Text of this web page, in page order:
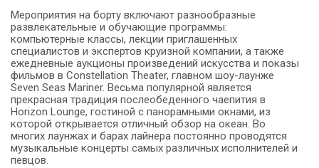
Мероприятия на борту включают разнообразные
развлекательные и обучающие программы:
компьютерные классы, лекции приглашенных
специалистов и экспертов круизной компании, а также
ежедневные аукционы произведений искусства и показы
фильмов в Constellation Theater, главном шоу-лаунже
Seven Seas Mariner. Весьма популярной является
прекрасная традиция послеобеденного чаепития в
Horizon Lounge, гостиной с панорамными окнами, из
которой открывается отличный обзор на океан. Во
многих лаунжах и барах лайнера постоянно проводятся
музыкальные концерты самых различных исполнителей и
певцов.